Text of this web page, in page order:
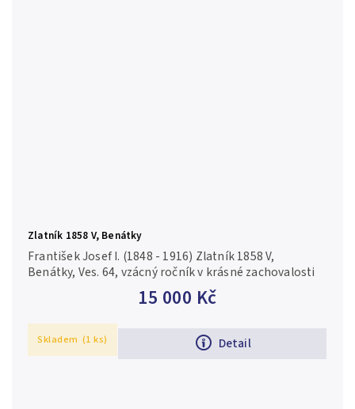
Zlatník 1858 V, Benátky
15 000 Kč
Detail
František Josef I. (1848 - 1916) Zlatník 1858 V,
Benátky, Ves. 64, vzácný ročník v krásné zachovalosti
Skladem (1 ks)